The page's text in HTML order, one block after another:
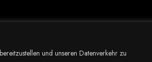
und unseren Datenverkehr zu